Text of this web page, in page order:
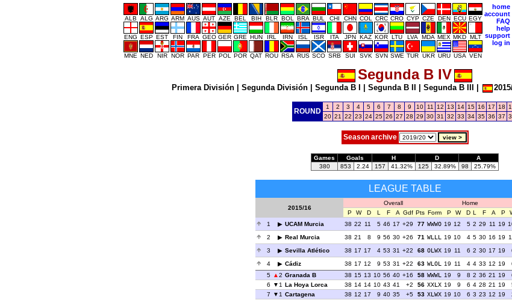
ALB ALG ARG ARM AUS AUT AZE BEL BIH BLR BOL BRA BUL CHI CHN COL CRC CRO CYP CZE DEN ECU EGY
ENG ESP EST FIN FRA GEO GER GRE HUN IRL IRN ISL ISR ITA JPN KAZ KOR LTU LVA MDA MEX MKD MLT
MNE NED NIR NOR PAR PER POL POR QAT ROU RSA RUS SCO SRB SUI SVK SVN SWE TUR UKR URU USA VEN
home
account
FAQ
help
support
log in
Segunda B IV
Primera División Segunda División Segunda B I Segunda B II Segunda B III
ROUND
1 2 3 4 5 6 7 8 9 10 11 12 13 14 15 16 17 18
20 21 22 23 24 25 26 27 28 29 30 31 32 33 34 35 36 37
Season archive
Games Goals H D
A
380
853 2.24 157 41.32% 125 32.89% 98 25.79%
LEAGUE TABLE
2015/16
Overall Home
P
W D L F A Gdf Pts Form P W D L F A P
1
UCAM Murcia 38 22 11 5 46 17 +29 77 WWWO 19 12 5 2 29 11 19
2
Real Murcia 38 21 8 9 56 30 +26 71 WLLL 19 10 4 5 30 16 19
3
Sevilla Atlético 38 17 17 4 53 31 +22 68 OLWX 19 11 6 2 30 17 19
4
Cádiz 38 17 12 9 53 31 +22 63 WLOL 19 11 4 4 33 12 19
5
2 Granada B 38 15 13 10 56 40 +16 58 WWWL 19 9 8 2 36 21 19
6
1 La Hoya Lorca 38 14 14 10 43 41 +2 56 XXLX 19 9 6 4 28 21 19
7
1 Cartagena 38 12 17 9 40 35 +5 53 XLWX 19 10 6 3 23 12 19